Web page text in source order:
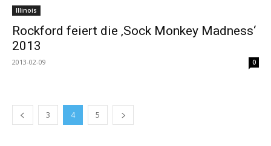
Illinois
Rockford feiert die ‚Sock Monkey Madness‘
2013
2013-02-09 0
3 4 5